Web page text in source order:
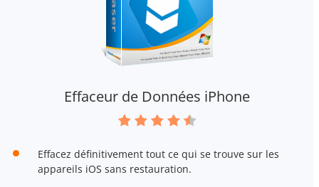
Effaceur de Données iPhone
Effacez définitivement tout ce qui se trouve sur les
appareils iOS sans restauration.